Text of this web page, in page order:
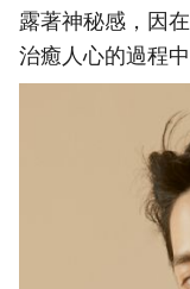
露著神秘感，因
治癒人心的過程